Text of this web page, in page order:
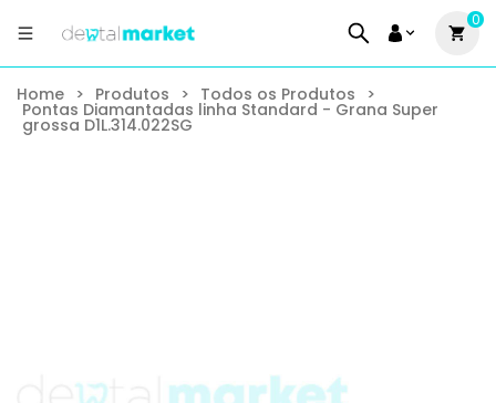
0
Home > Produtos > Todos os Produtos >
Pontas Diamantadas linha Standard - Grana Super
grossa D1L.314.022SG